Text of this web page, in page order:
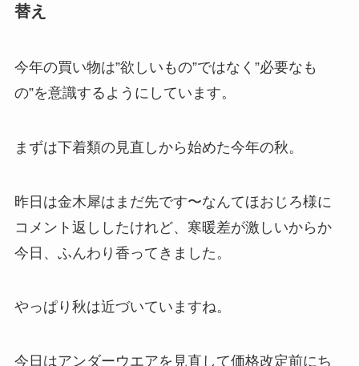
替え
今年の買い物は”欲しいもの”ではなく”必要なも
の”を意識するようにしています。
まずは下着類の見直しから始めた今年の秋。
昨日は金木犀はまだ先です〜なんてほおじろ様に
コメント返ししたけれど、寒暖差が激しいからか
今日、ふんわり香ってきました。
やっぱり秋は近づいていますね。
今日はアンダーウエアを見直して価格改定前にち